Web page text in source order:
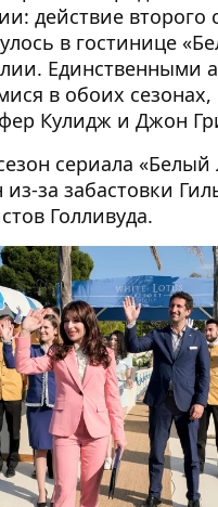
действие второго
в гостинице
Единственными
в обоих сезонах,
Кулидж и Джон
сериала «Белый
из-за забастовки
Голливуда.